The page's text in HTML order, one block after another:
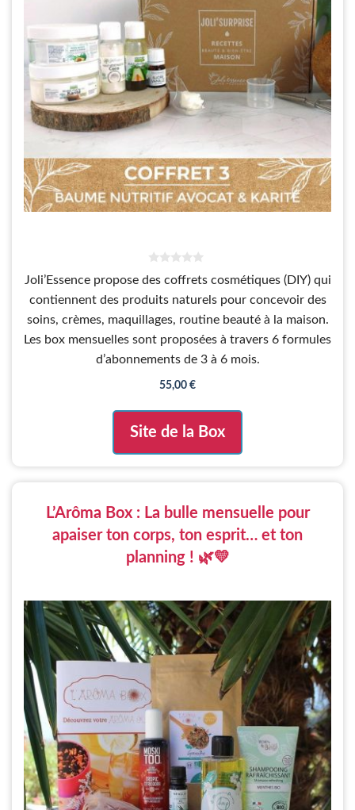
0
s
r
Joli’Essence propose des coffrets cosmétiques (DIY) qui
contiennent des produits naturels pour concevoir des
soins, crèmes, maquillages, routine beauté à la maison.
Les box mensuelles sont proposées à travers 6 formules
d’abonnements de 3 à 6 mois.
55,00 €
Site de la Box
L’Arôma Box : La bulle mensuelle pour
apaiser ton corps, ton esprit… et ton
planning ! 🌿💛